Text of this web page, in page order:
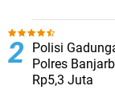
Polisi
Polres
Rp5,3 Juta